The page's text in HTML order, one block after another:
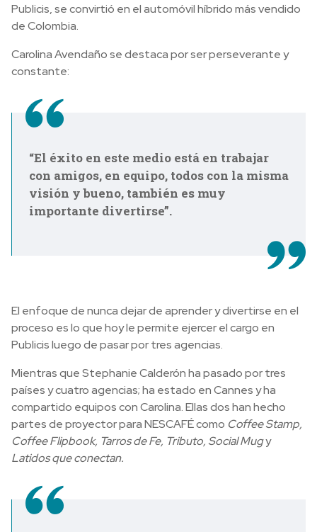
Publicis, se convirtió en el automóvil híbrido más vendido
de Colombia.
Carolina Avendaño se destaca por ser perseverante y
constante:
“El éxito en este medio está en trabajar
con amigos, en equipo, todos con la misma
visión y bueno, también es muy
importante divertirse”.
El enfoque de nunca dejar de aprender y divertirse en el
proceso es lo que hoy le permite ejercer el cargo en
Publicis luego de pasar por tres agencias.
Mientras que Stephanie Calderón ha pasado por tres
países y cuatro agencias; ha estado en Cannes y ha
compartido equipos con Carolina. Ellas dos han hecho
partes de proyector para NESCAFÉ como Coffee Stamp,
Coffee Flipbook, Tarros de Fe, Tributo, Social Mugy
Latidos que conectan.